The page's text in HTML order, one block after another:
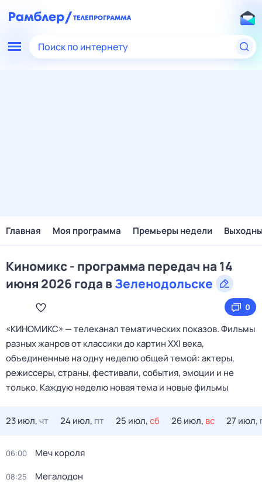
Поиск по интернету
Главная Моя программа Премьеры недели
Киномикс - программа передач на 14
июня 2026 года вЗеленодольске
0
«КИНОМИКС» — телеканал тематических показов. Фильмы
разных жанров от классики до картин XXI века,
объединенные на одну неделю общей темой: актеры,
режиссеры, страны, фестивали, события, эмоции и не
только. Каждую неделю новая тема и новые фильмы
23 июл,чт 24 июл, пт 25 июл,сб 26 июл, вс 27 июл,
06:00 Меч короля
08:25 Мегалодон